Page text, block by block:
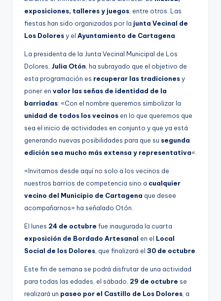
exposiciones, talleres y juegos, entre otros. Las
fiestas han sido organizadas por la junta Vecinal de
Los Doloresy el Ayuntamiento de Cartagena.
La presidenta de la Junta Vecinal Municipal de Los
Dolores, Julia Otón, ha subrayado que el objetivo de
esta programación es recuperar las tradicionesy
poner en valor las señas de identidad de la
barriadas: «Con el nombre queremos simbolizar la
unidad de todos los vecinos en lo que queremos que
sea el inicio de actividades en conjunto y que ya está
generando nuevas posibilidades para que su segunda
edición sea mucho más extensa y representativa«.
«Invitamos desde aquí no solo a los vecinos de
nuestros barrios de competencia sino a cualquier
vecino del Municipio de Cartagena que desee
acompañarnos» ha señalado Otón.
El lunes 24 de octubre fue inaugurada la cuarta
exposición de Bordado Artesanal en el Local
Social de los Dolores, que finalizará el 30 de octubre.
Este fin de semana se podrá disfrutar de una actividad
para todas las edades, el sábado, 29 de octubre se
realizará un paseo por el Castillo de Los Dolores, a